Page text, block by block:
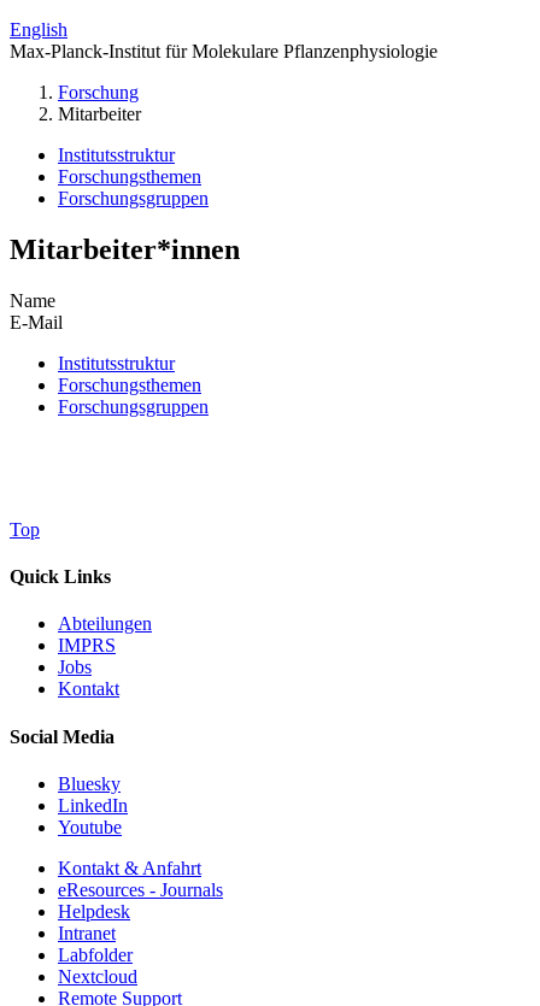
English
Max-Planck-Institut für Molekulare Pflanzenphysiologie
Forschung
Mitarbeiter
Institutsstruktur
Forschungsthemen
Forschungsgruppen
Mitarbeiter*innen
Name
E-Mail
Institutsstruktur
Forschungsthemen
Forschungsgruppen
Top
Quick Links
Abteilungen
IMPRS
Jobs
Kontakt
Social Media
Bluesky
LinkedIn
Youtube
Kontakt & Anfahrt
eResources - Journals
Helpdesk
Intranet
Labfolder
Nextcloud
Remote Support